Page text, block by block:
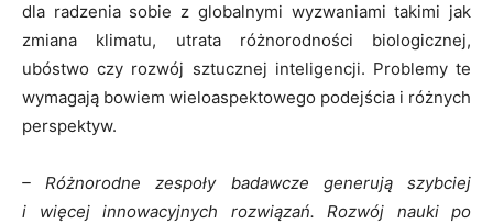
dla radzenia sobie z globalnymi wyzwaniami takimi jak
zmiana klimatu, utrata różnorodności biologicznej,
ubóstwo czy rozwój sztucznej inteligencji. Problemy te
wymagają bowiem wieloaspektowego podejścia i różnych
perspektyw.
– Różnorodne zespoły badawcze generują szybciej
i więcej innowacyjnych rozwiązań. Rozwój nauki po